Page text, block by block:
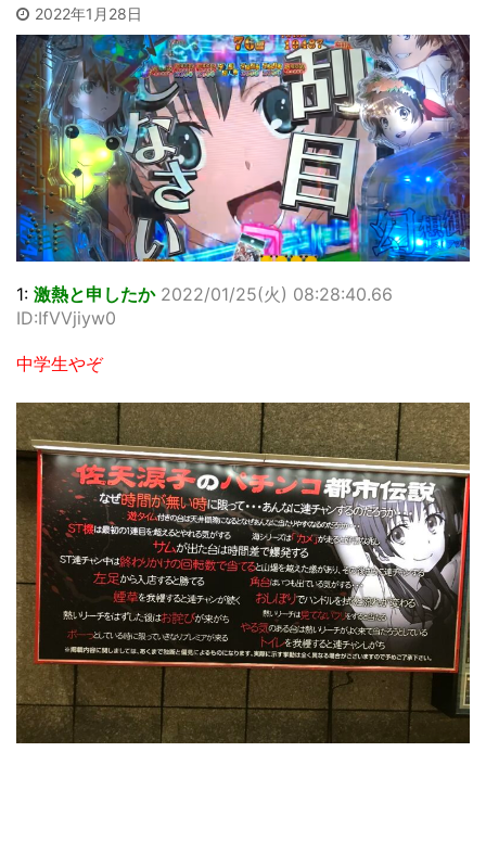
2022年1月28日
1: 激熱と申したか 2022/01/25(火) 08:28:40.66
ID:IfVVjiyw0
中学生やぞ